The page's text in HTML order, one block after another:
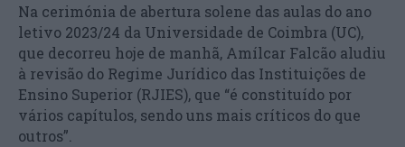
Na cerimónia de abertura solene das aulas do ano
letivo 2023/24 da Universidade de Coimbra (UC),
que decorreu hoje de manhã, Amílcar Falcão aludiu
à revisão do Regime Jurídico das Instituições de
Ensino Superior (RJIES), que “é constituído por
vários capítulos, sendo uns mais críticos do que
outros”.